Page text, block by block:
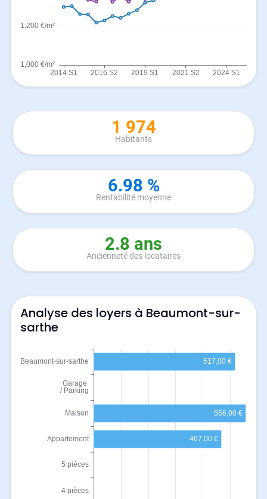
1 974
Habitants
6.98 %
Rentabilité moyenne
2.8 ans
Ancienneté des locataires
Analyse des loyers à Beaumont-sur-
sarthe